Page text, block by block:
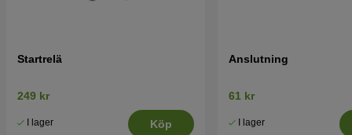
Startrelä
249 kr
I lager Köp
Anslutning
61 kr
I lager